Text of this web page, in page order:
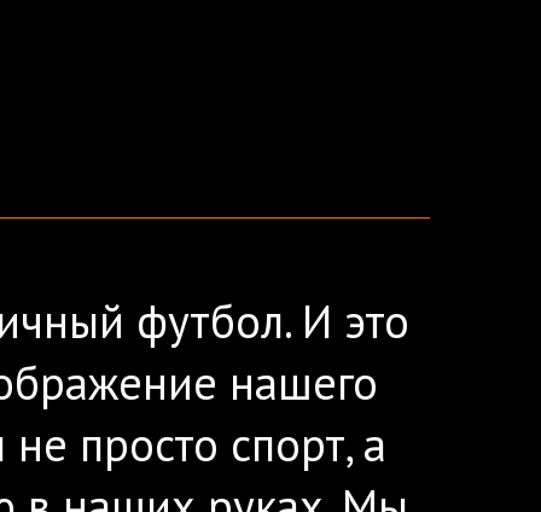
футбол. И это
нашего
просто спорт, а